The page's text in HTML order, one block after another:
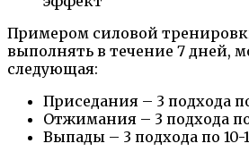
Примером силовой
выполнять в течение 7 дней,
следующая:
Приседания – 3 подхода
Отжимания – 3 подхода
Выпады – 3 подхода по